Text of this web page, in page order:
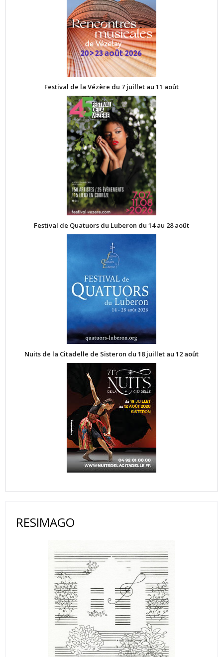
Festival de la Vézère du 7 juillet au 11 août
Festival de Quatuors du Luberon du 14 au 28 août
Nuits de la Citadelle de Sisteron du 18 juillet au 12 août
RESIMAGO